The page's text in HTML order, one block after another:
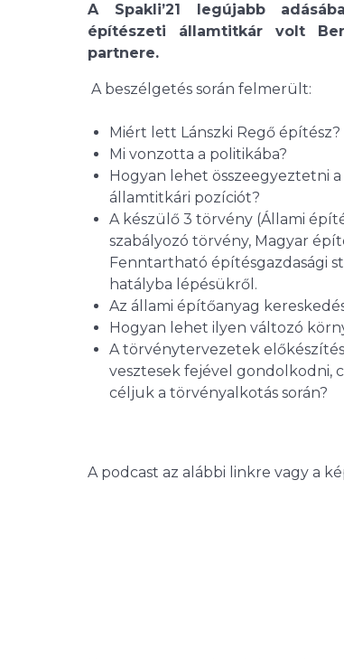
A Spakli’21 legújabb
építészeti államtitkár volt
partnere.
A beszélgetés során felmerült:
Miért lett Lánszki Regő építész?
Mi vonzotta a politikába?
Hogyan lehet összeegyeztetni a
államtitkári pozíciót?
A készülő 3 törvény (Állami
szabályozó törvény, Magyar
Fenntartható építésgazdasági
hatályba lépésükről.
Az állami építőanyag
Hogyan lehet ilyen változó
A törvénytervezetek
vesztesek fejével gondolkodni,
céljuk a törvényalkotás során?
A podcast az alábbi linkre vagy a